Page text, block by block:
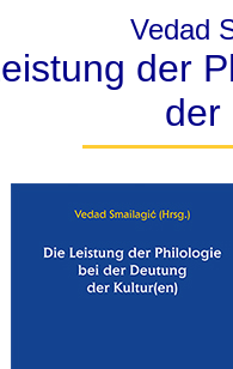
Vedad
der
der